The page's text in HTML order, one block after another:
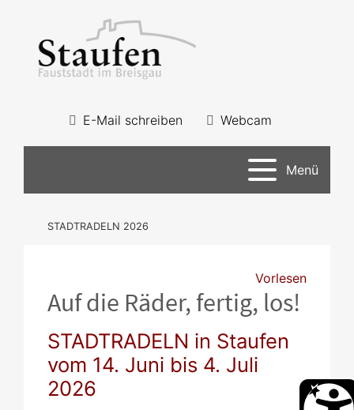
E-Mail schreiben Webcam
Menü
STADTRADELN 2026
Vorlesen
Auf die Räder, fertig, los!
STADTRADELN in Staufen
vom 14. Juni bis 4. Juli
2026